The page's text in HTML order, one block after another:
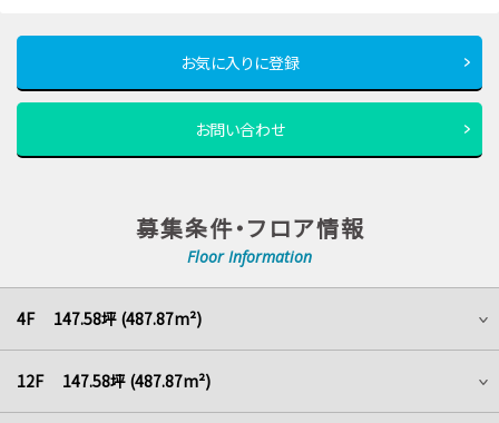
お気に入りに登録
お問い合わせ
募集条件・フロア情報
Floor Information
4F 147.58坪 (487.87m²)
12F 147.58坪 (487.87m²)